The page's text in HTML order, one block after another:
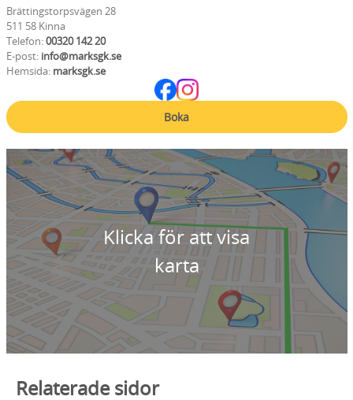
Brättingstorpsvägen 28
511 58 Kinna
Telefon:00320 142 20
E-post: info@marksgk.se
Hemsida: marksgk.se
Boka
Klicka för att visa
karta
Relaterade sidor